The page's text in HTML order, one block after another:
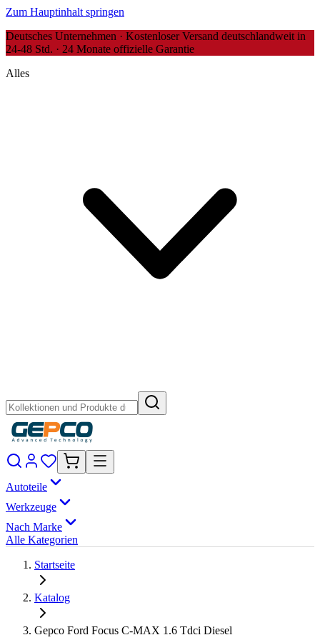
Zum Hauptinhalt springen
Deutsches Unternehmen · Kostenloser Versand deutschlandweit in
24-48 Std. · 24 Monate offizielle Garantie
Alles
Autoteile
Werkzeuge
Nach Marke
Alle Kategorien
Startseite
Katalog
Gepco Ford Focus C-MAX 1.6 Tdci Diesel